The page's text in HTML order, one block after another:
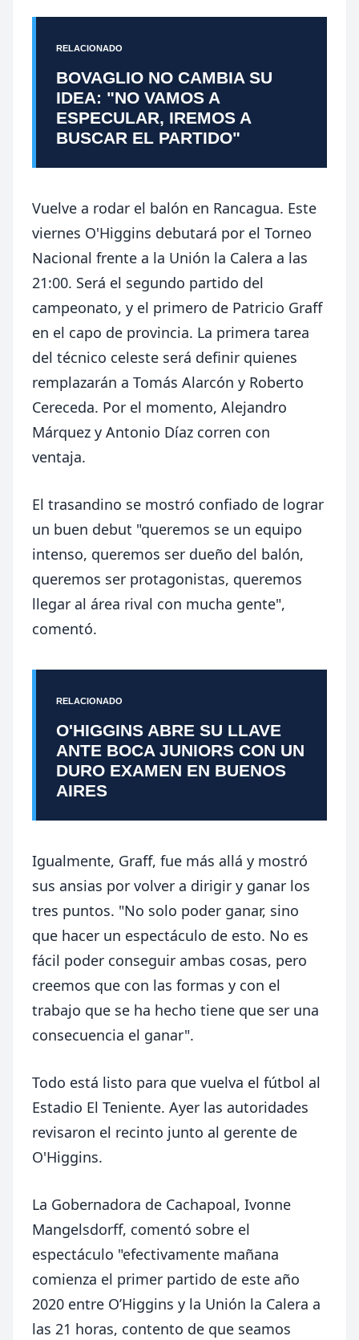
RELACIONADO
BOVAGLIO NO CAMBIA SU
IDEA: "NO VAMOS A
ESPECULAR, IREMOS A
BUSCAR EL PARTIDO"
Vuelve a rodar el balón en Rancagua. Este
viernes O'Higgins debutará por el Torneo
Nacional frente a la Unión la Calera a las
21:00. Será el segundo partido del
campeonato, y el primero de Patricio Graff
en el capo de provincia. La primera tarea
del técnico celeste será definir quienes
remplazarán a Tomás Alarcón y Roberto
Cereceda. Por el momento, Alejandro
Márquez y Antonio Díaz corren con
ventaja.
El trasandino se mostró confiado de lograr
un buen debut "queremos se un equipo
intenso, queremos ser dueño del balón,
queremos ser protagonistas, queremos
llegar al área rival con mucha gente",
comentó.
RELACIONADO
O'HIGGINS ABRE SU LLAVE
ANTE BOCA JUNIORS CON UN
DURO EXAMEN EN BUENOS
AIRES
Igualmente, Graff, fue más allá y mostró
sus ansias por volver a dirigir y ganar los
tres puntos. "No solo poder ganar, sino
que hacer un espectáculo de esto. No es
fácil poder conseguir ambas cosas, pero
creemos que con las formas y con el
trabajo que se ha hecho tiene que ser una
consecuencia el ganar".
Todo está listo para que vuelva el fútbol al
Estadio El Teniente. Ayer las autoridades
revisaron el recinto junto al gerente de
O'Higgins.
La Gobernadora de Cachapoal, Ivonne
Mangelsdorff, comentó sobre el
espectáculo "efectivamente mañana
comienza el primer partido de este año
2020 entre O’Higgins y la Unión la Calera a
las 21 horas, contento de que seamos